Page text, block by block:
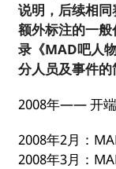
说明，后续相
额外标注的一
录《MAD吧人
分人员及事件的
2008年—— 开端
2008年2月：
2008年3月：